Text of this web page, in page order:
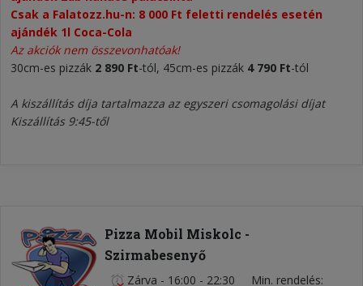
Csak a Falatozz.hu-n: 8 000 Ft feletti rendelés esetén
ajándék 1l Coca-Cola
Az akciók nem összevonhatóak!
30cm-es pizzák 2 890 Ft-tól, 45cm-es pizzák 4 790 Ft-tól
A kiszállítás díja tartalmazza az egyszeri csomagolási díjat
Kiszállítás 9:45-től
Pizza Mobil Miskolc -
Szirmabesenyő
Zárva - 16:00 - 22:30
Min. rendelés